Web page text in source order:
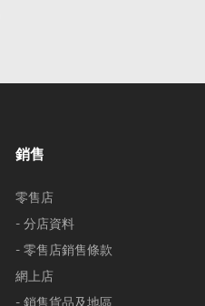
銷售
零售店
- 分店資料
- 零售店銷售條款
網上店
- 銷售貨品及地區